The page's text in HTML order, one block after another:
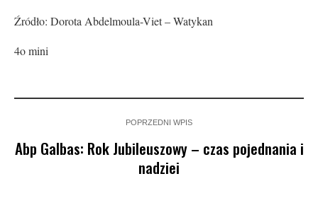
Źródło: Dorota Abdelmoula-Viet – Watykan
4o mini
POPRZEDNI WPIS
Abp Galbas: Rok Jubileuszowy – czas pojednania i
nadziei